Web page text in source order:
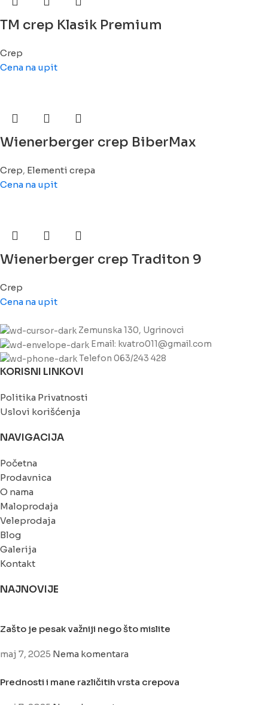
TM crep Klasik Premium
Crep
Cena na upit
Wienerberger crep BiberMax
Crep, Elementi crepa
Cena na upit
Wienerberger crep Traditon 9
Crep
Cena na upit
Zemunska 130, Ugrinovci
Email: kvatro011@gmail.com
Telefon 063/243 428
KORISNI LINKOVI
Politika Privatnosti
Uslovi korišćenja
NAVIGACIJA
Početna
Prodavnica
O nama
Maloprodaja
Veleprodaja
Blog
Galerija
Kontakt
NAJNOVIJE
Zašto je pesak važniji nego što mislite
maj 7, 2025 Nema komentara
Prednosti i mane različitih vrsta crepova